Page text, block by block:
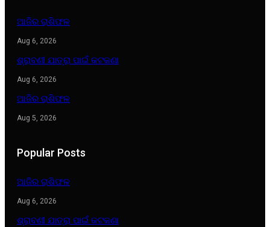
ଆଜିର ରାଶିଫଳ
Aug 6, 2026
ଶ୍ରାବଣୀ ଯାତ୍ରା ପାଇଁ କଟକଣା
Aug 6, 2026
ଆଜିର ରାଶିଫଳ
Aug 5, 2026
Popular Posts
ଆଜିର ରାଶିଫଳ
Aug 6, 2026
ଶ୍ରାବଣୀ ଯାତ୍ରା ପାଇଁ କଟକଣା